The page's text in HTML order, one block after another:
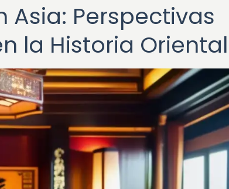
Asia: Perspectivas
la Historia Oriental